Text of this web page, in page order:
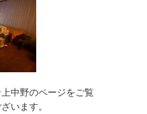
中野のページをご覧
います。